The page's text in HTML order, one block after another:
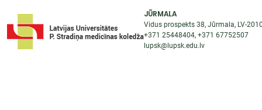
JŪRMALA
Vidus prospekts 38, Jūrmala, LV-
+371 25448404, +371 67752507
lupsk@lupsk.edu.lv